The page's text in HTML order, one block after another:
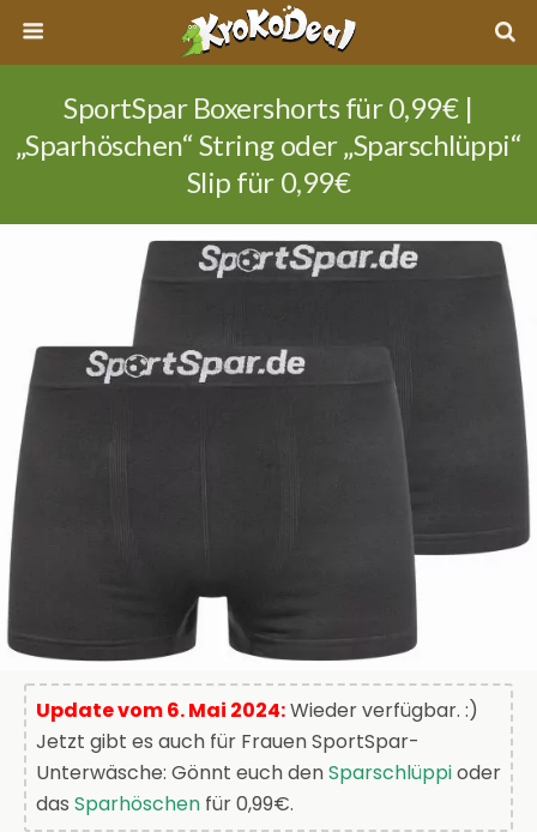
SportSpar Boxershorts für 0,99€ |
„Sparhöschen“ String oder „Sparschlüppi“
Slip für 0,99€
Update vom 6. Mai 2024:Wieder verfügbar. :)
Jetzt gibt es auch für Frauen SportSpar-
Unterwäsche: Gönnt euch denSparschlüppioder
das Sparhöschen für 0,99€.